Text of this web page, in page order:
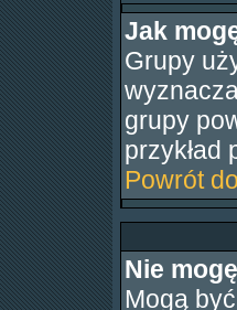
Jak
Grupy
grupy
przykład
Powrót
Nie
Mogą